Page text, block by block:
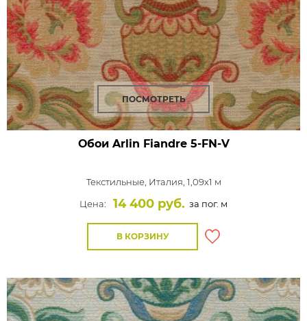
ПОСМОТРЕТЬ
Обои Arlin Fiandre5-FN-V
Текстильные, Италия, 1,09x1 м
Цена:
14 400 руб. за пог. м
В КОРЗИНУ